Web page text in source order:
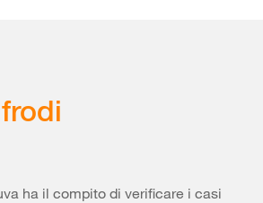
ha il compito di verificare i casi